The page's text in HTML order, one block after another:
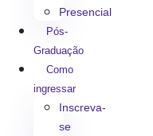
Presencial
Pós-
Graduação
Como
ingressar
Inscreva-
se